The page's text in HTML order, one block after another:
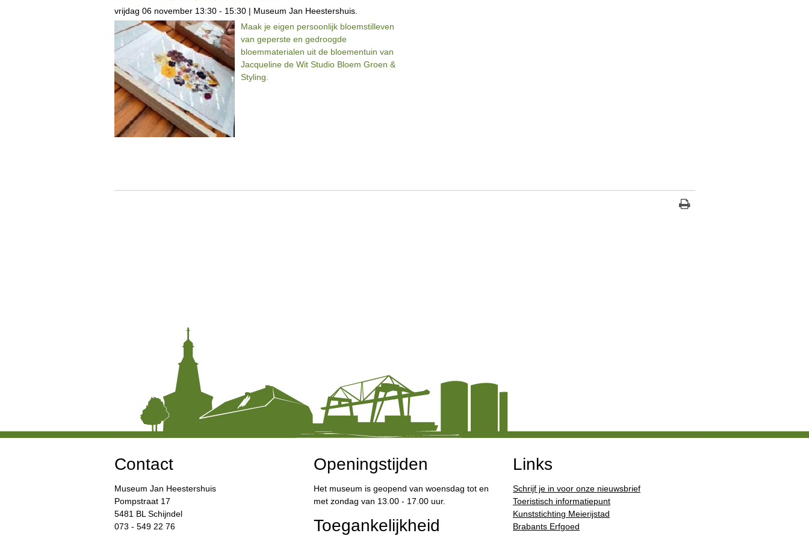
vrijdag 06 november 13:30 - 15:30 | Museum Jan Heestershuis.
Maak je eigen persoonlijk bloemstilleven
van geperste en gedroogde
bloemmaterialen uit de bloementuin van
Jacqueline de Wit Studio Bloem Groen &
Styling.
Contact
Museum Jan Heestershuis
Pompstraat 17
5481 BL Schijndel
073 - 549 22 76
Openingstijden
Het museum is geopend van woensdag tot en
met zondag van 13.00 - 17.00 uur.
Toegankelijkheid
Links
Schrijf je in voor onze nieuwsbrief
Toeristisch informatiepunt
Kunststichting Meierijstad
Brabants Erfgoed